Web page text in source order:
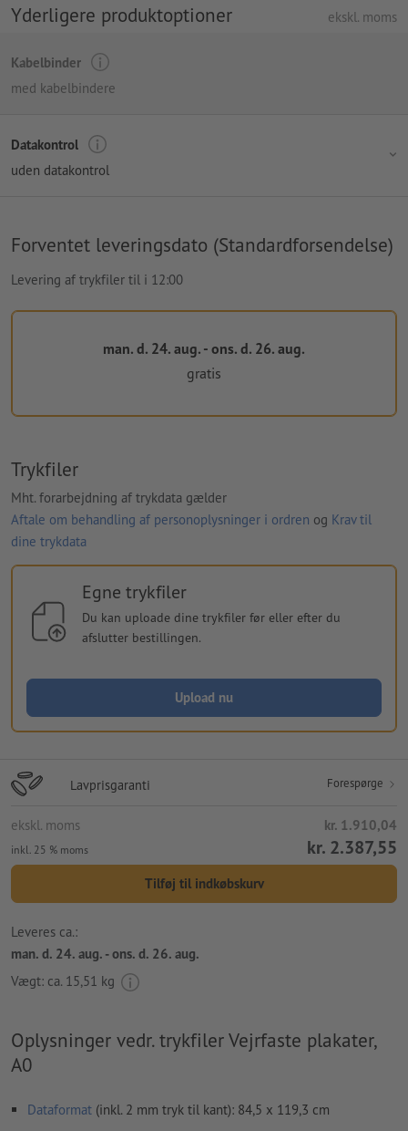
Yderligere produktoptioner ekskl. moms
Kabelbinder
med kabelbindere
Datakontrol
uden datakontrol
Forventet leveringsdato (Standardforsendelse)
Levering af trykfiler til i 12:00
man. d. 24. aug. - ons. d. 26. aug.
gratis
Trykfiler
Mht. forarbejdning af trykdata gælder
Aftale om behandling af personoplysninger i ordren og Krav til
dine trykdata
Egne trykfiler
Du kan uploade dine trykfiler før eller efter du
afslutter bestillingen.
Upload nu
Lavprisgaranti Forespørge
ekskl. moms kr. 1.910,04
inkl. 25 % moms kr. 2.387,55
Tilføj til indkøbskurv
Leveres ca.:
man. d. 24. aug. - ons. d. 26. aug.
Vægt: ca. 15,51 kg
Oplysninger vedr. trykfiler Vejrfaste plakater,
A0
Dataformat (inkl. 2 mm tryk til kant): 84,5 x 119,3 cm